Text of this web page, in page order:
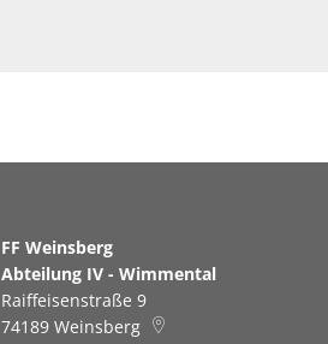
FF Weinsberg
Abteilung IV - Wimmental
Raiffeisenstraße 9
74189 Weinsberg